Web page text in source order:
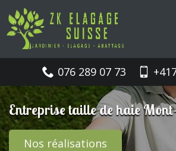
076 289 07 73
Entreprise taille de haie
Nos réalisations